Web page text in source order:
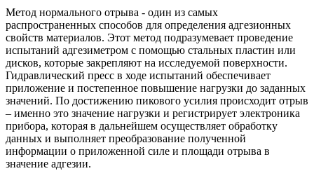
Метод нормального отрыва - один из самых
распространенных способов для определения адгезионных
свойств материалов. Этот метод подразумевает проведение
испытаний адгезиметром с помощью стальных пластин или
дисков, которые закрепляют на исследуемой поверхности.
Гидравлический пресс в ходе испытаний обеспечивает
приложение и постепенное повышение нагрузки до заданных
значений. По достижению пикового усилия происходит отрыв
– именно это значение нагрузки и регистрирует электроника
прибора, которая в дальнейшем осуществляет обработку
данных и выполняет преобразование полученной
информации о приложенной силе и площади отрыва в
значение адгезии.